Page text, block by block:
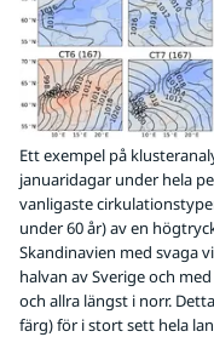
Ett exempel på
januaridagar under hela
vanligaste
under 60 år) av en
Skandinavien med svaga
halvan av Sverige och
och allra längst i norr.
färg) för i stort sett hela